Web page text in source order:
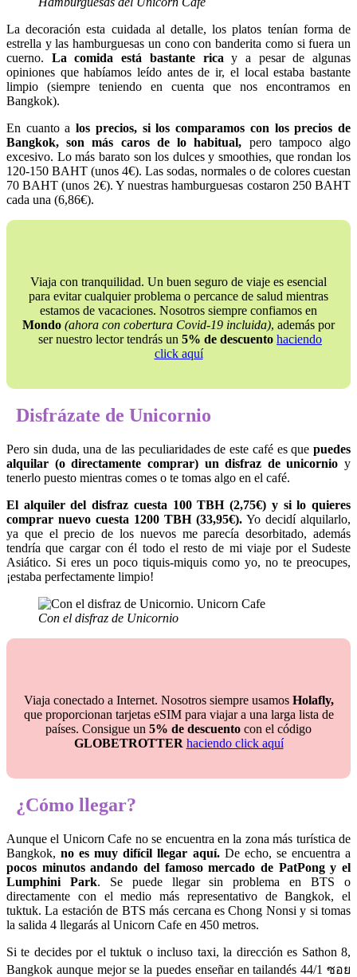
La decoración esta cuidada al detalle, los platos tenían forma de
estrella y las hamburguesas un cono con banderita como si fuera un
cuerno. La comida está bastante rica y a pesar de algunas
opiniones que habíamos leído antes de ir, el local estaba bastante
limpio (siempre teniendo en cuenta que nos encontramos en
Bangkok).
En cuanto alos precios, si los comparamos con los precios de
Bangkok, son más caros de lo habitual, pero tampoco algo
excesivo. Lo más barato son los dulces y smoothies, que rondan los
120-150 BAHT (unos 4€). Las sodas, normales o de colores cuestan
70 BAHT (unos 2€). Y nuestras hamburguesas costaron 250 BAHT
cada una (6,86€).
Viaja con tranquilidad. Un buen seguro de viaje es esencial
para evitar cualquier problema o percance de salud mientras
estamos de vacaciones. Nosotros siempre confiamos en
Mondo (ahora con cobertura Covid-19 incluida), además por
ser nuestro lector tendrás un 5% de descuento haciendo
click aquí
Disfrázate de Unicornio
Pero sin duda, una de las peculiaridades de este café es que puedes
alquilar (o directamente comprar) un disfraz de unicornio y
tenerlo puesto mientras comes o te tomas algo en el café.
El alquiler del disfraz cuesta 100 TBH (2,75€) y si lo quieres
comprar nuevo cuesta 1200 TBH (33,95€). Yo decidí alquilarlo,
ya que el precio de los nuevos me parecía desorbitado, además
tendría que cargar con él todo el resto de mi viaje por el Sudeste
Asiático. Si eres un poco tiquis-miquis como yo, no te preocupes,
¡estaba perfectamente limpio!
Con el disfraz de Unicornio
Viaja conectado a Internet. Nosotros siempre usamosHolafly,
que proporcionan tarjetas eSIM para viajar a una larga lista de
países. Consigue un 5% de descuento con el código
GLOBETROTTER haciendo click aquí
¿Cómo llegar?
Aunque el Unicorn Cafe no se encuentra en la zona más turística de
Bangkok,no es muy difícil llegar aquí.De echo, se encuentra a
pocos minutos andando del famoso mercado de PatPong y el
Lumphini Park. Se puede llegar sin problema en BTS o
directamente con el medio más representativo de Bangkok, el
tuktuk. La estación de BTS más cercana es Chong Nonsi y si tomas
la salida 4 llegarás al Unicorn Cafe en 450 metros.
Si te decides por el tuktuk o incluso taxi, la dirección es Sathon 8,
Bangkok aunque mejor se la puedes enseñar en tailandés 44/1 ซอย